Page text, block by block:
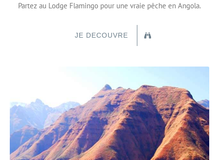
Partez au Lodge Flamingo pour une vraie pêche en Angola.
JE DECOUVRE